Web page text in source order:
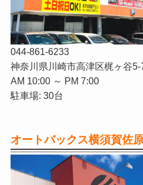
044-861-6233
神奈川県川崎市高津区梶ヶ谷5-
AM 10:00 ～ PM 7:00
駐車場: 30台
オートバックス横須賀佐